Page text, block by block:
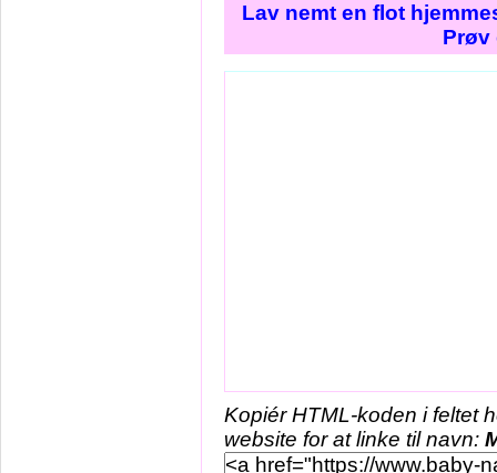
Lav nemt en flot
Prøv
Kopiér HTML-koden i feltet
website for at linke til navn: